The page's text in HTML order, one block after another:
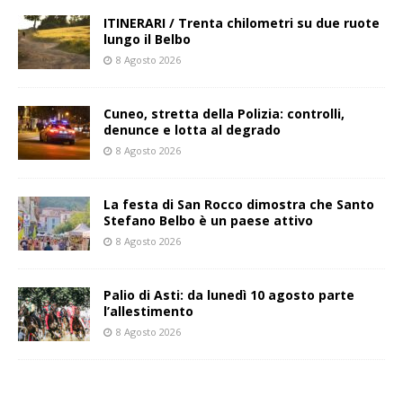
ITINERARI / Trenta chilometri su due ruote
lungo il Belbo
8 Agosto 2026
Cuneo, stretta della Polizia: controlli,
denunce e lotta al degrado
8 Agosto 2026
La festa di San Rocco dimostra che Santo
Stefano Belbo è un paese attivo
8 Agosto 2026
Palio di Asti: da lunedì 10 agosto parte
l’allestimento
8 Agosto 2026